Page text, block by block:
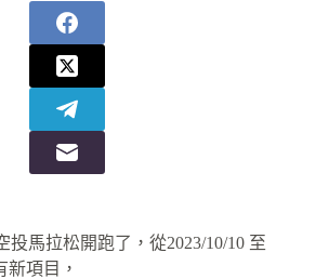
投馬拉松開跑了，從2023/10/10 至
新項目，